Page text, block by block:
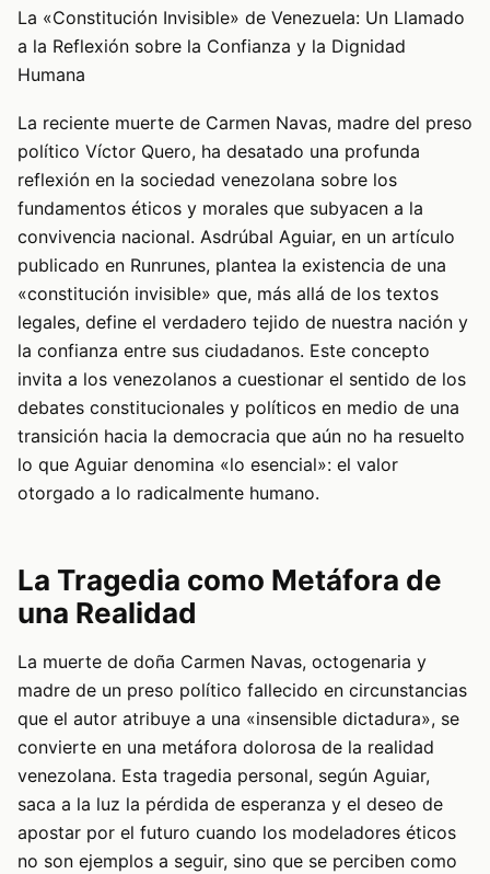
La «Constitución Invisible» de Venezuela: Un Llamado
a la Reflexión sobre la Confianza y la Dignidad
Humana
La reciente muerte de Carmen Navas, madre del preso
político Víctor Quero, ha desatado una profunda
reflexión en la sociedad venezolana sobre los
fundamentos éticos y morales que subyacen a la
convivencia nacional. Asdrúbal Aguiar, en un artículo
publicado en Runrunes, plantea la existencia de una
«constitución invisible» que, más allá de los textos
legales, define el verdadero tejido de nuestra nación y
la confianza entre sus ciudadanos. Este concepto
invita a los venezolanos a cuestionar el sentido de los
debates constitucionales y políticos en medio de una
transición hacia la democracia que aún no ha resuelto
lo que Aguiar denomina «lo esencial»: el valor
otorgado a lo radicalmente humano.
La Tragedia como Metáfora de
una Realidad
La muerte de doña Carmen Navas, octogenaria y
madre de un preso político fallecido en circunstancias
que el autor atribuye a una «insensible dictadura», se
convierte en una metáfora dolorosa de la realidad
venezolana. Esta tragedia personal, según Aguiar,
saca a la luz la pérdida de esperanza y el deseo de
apostar por el futuro cuando los modeladores éticos
no son ejemplos a seguir, sino que se perciben como